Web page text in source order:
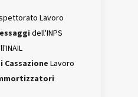
Lavoro
dell'INPS
Cassazione Lavoro